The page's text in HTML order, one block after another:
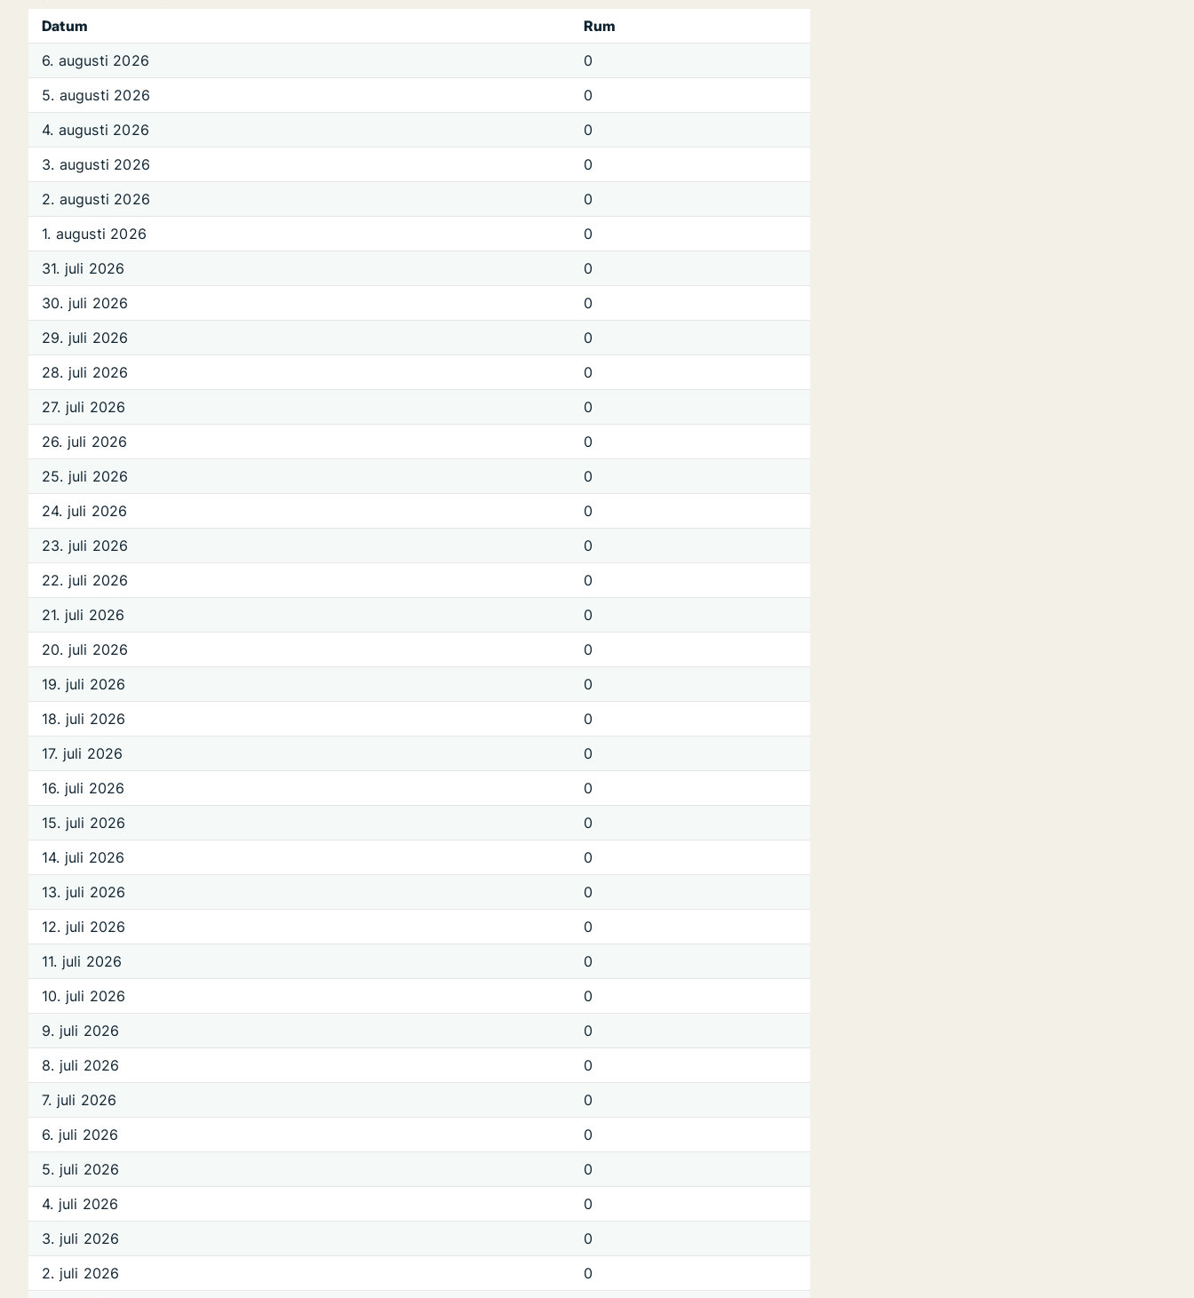
Datum
Rum
6. augusti 2026
0
5. augusti 2026
0
4. augusti 2026
0
3. augusti 2026
0
2. augusti 2026
0
1. augusti 2026
0
31. juli 2026
0
30. juli 2026
0
29. juli 2026
0
28. juli 2026
0
27. juli 2026
0
26. juli 2026
0
25. juli 2026
0
24. juli 2026
0
23. juli 2026
0
22. juli 2026
0
21. juli 2026
0
20. juli 2026
0
19. juli 2026
0
18. juli 2026
0
17. juli 2026
0
16. juli 2026
0
15. juli 2026
0
14. juli 2026
0
13. juli 2026
0
12. juli 2026
0
11. juli 2026
0
10. juli 2026
0
9. juli 2026
0
8. juli 2026
0
7. juli 2026
0
6. juli 2026
0
5. juli 2026
0
4. juli 2026
0
3. juli 2026
0
2. juli 2026
0